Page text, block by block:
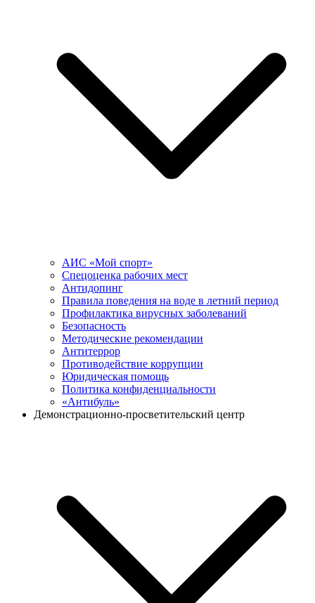
АИС «Мой спорт»
Спецоценка рабочих мест
Антидопинг
Правила поведения на воде в летний период
Профилактика вирусных заболеваний
Безопасность
Методические рекомендации
Антитеррор
Противодействие коррупции
Юридическая помощь
Политика конфиденциальности
«Антибуль»
Демонстрационно-просветительский центр